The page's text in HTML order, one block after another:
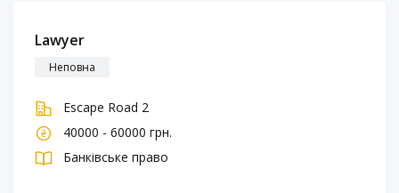
Lawyer
Неповна
Escape Road 2
40000 - 60000 грн.
Банківське право